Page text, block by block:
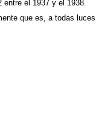
entre el 1937 y el 1938.
que es, a todas